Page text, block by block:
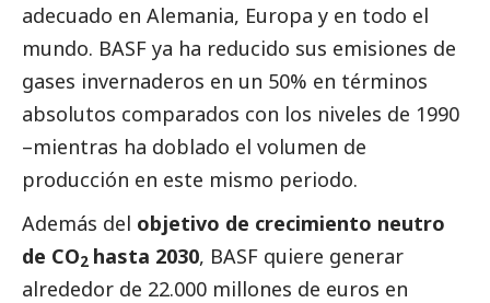
adecuado en Alemania, Europa y en todo el
mundo. BASF ya ha reducido sus emisiones de
gases invernaderos en un 50% en términos
absolutos comparados con los niveles de 1990
–mientras ha doblado el volumen de
producción en este mismo periodo.
Además del objetivo de crecimiento neutro
de CO2 hasta 2030, BASF quiere generar
alrededor de 22.000 millones de euros en